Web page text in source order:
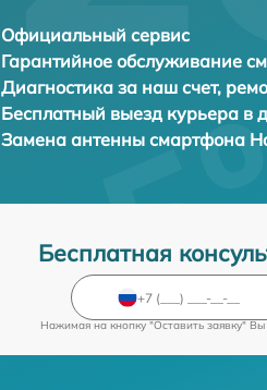
Официальный сервис
Гарантийное обслуживание
Диагностика за наш счет,
Бесплатный выезд курьера в
Замена антенны смартфона
Бесплатная
Нажимая на кнопку "Оставить заявку" Вы